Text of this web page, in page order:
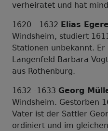
verheiratet und hat
1620 - 1632 Elias
Windsheim, studiert
Stationen unbekannt.
Langenfeld Barbara
aus Rothenburg.
1632 -1633 Georg
Windsheim. Gestorben
Vater ist der Sattler
ordiniert und im